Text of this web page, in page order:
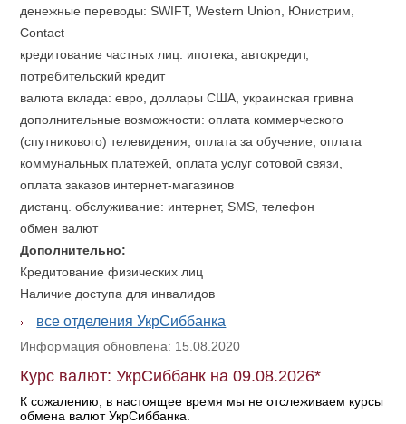
денежные переводы: SWIFT, Western Union, Юнистрим,
Contact
кредитование частных лиц: ипотека, автокредит,
потребительский кредит
валюта вклада: евро, доллары США, украинская гривна
дополнительные возможности: оплата коммерческого
(спутникового) телевидения, оплата за обучение, оплата
коммунальных платежей, оплата услуг сотовой связи,
оплата заказов интернет-магазинов
дистанц. обслуживание: интернет, SMS, телефон
обмен валют
Дополнительно:
Кредитование физических лиц
Наличие доступа для инвалидов
все отделения УкрСиббанка
Информация обновлена: 15.08.2020
Курс валют: УкрСиббанк на 09.08.2026*
К сожалению, в настоящее время мы не отслеживаем курсы
обмена валют УкрСиббанка.